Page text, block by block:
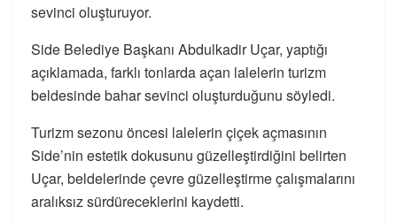
sevinci oluşturuyor.
Side Belediye Başkanı Abdulkadir Uçar, yaptığı
açıklamada, farklı tonlarda açan lalelerin turizm
beldesinde bahar sevinci oluşturduğunu söyledi.
Turizm sezonu öncesi lalelerin çiçek açmasının
Side’nin estetik dokusunu güzelleştirdiğini belirten
Uçar, beldelerinde çevre güzelleştirme çalışmalarını
aralıksız sürdüreceklerini kaydetti.